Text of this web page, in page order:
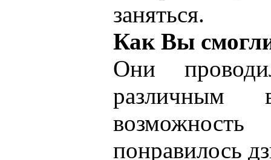
заняться.
Как Вы
Они
понравилось